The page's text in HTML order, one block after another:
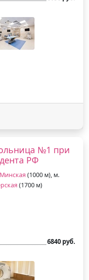
№1 при
РФ
Минская (1000 м), м.
(1700 м)
6840 руб.